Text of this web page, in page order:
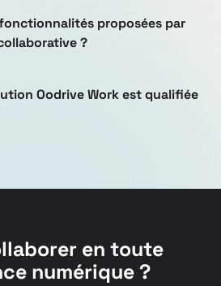
proposées par
?
Oodrive Work est qualifiée
en toute
numérique ?